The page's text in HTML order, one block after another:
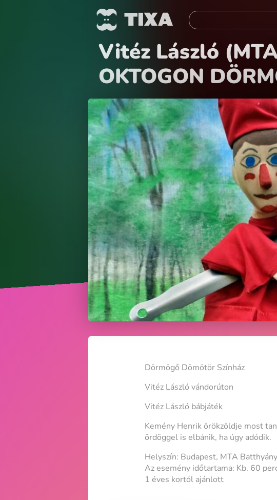
Vitéz László
OKTOGON
Dörmögő Dömötör Színház
Vitéz László vándorúton
Vitéz László bábjáték
Kemény Henrik örökzöldje most
ördöggel is elbánik, ha úgy adódik.
Helyszín: Budapest, MTA
Az esemény időtartama: Kb. 60
1 éves kortól ajánlott